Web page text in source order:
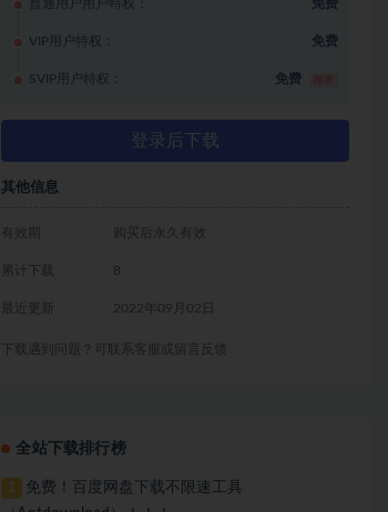
普通用户用户特权： 免费
VIP用户特权： 免费
SVIP用户特权： 免费
登录后下载
其他信息
有效期 购买后永久有效
累计下载 8
最近更新 2022年09月02日
下载遇到问题？可联系客服或留言反馈
全站下载排行榜
1
免费！百度网盘下载不限速工具